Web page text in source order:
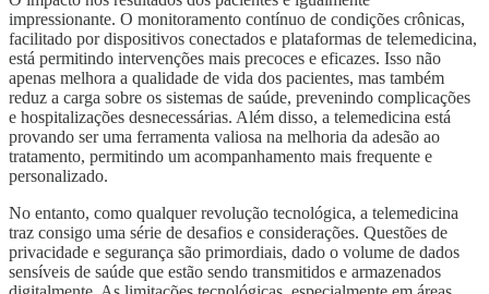
impressionante. O monitoramento contínuo de condições crônicas,
facilitado por dispositivos conectados e plataformas de telemedicina,
está permitindo intervenções mais precoces e eficazes. Isso não
apenas melhora a qualidade de vida dos pacientes, mas também
reduz a carga sobre os sistemas de saúde, prevenindo complicações
e hospitalizações desnecessárias. Além disso, a telemedicina está
provando ser uma ferramenta valiosa na melhoria da adesão ao
tratamento, permitindo um acompanhamento mais frequente e
personalizado.
No entanto, como qualquer revolução tecnológica, a telemedicina
traz consigo uma série de desafios e considerações. Questões de
privacidade e segurança são primordiais, dado o volume de dados
sensíveis de saúde que estão sendo transmitidos e armazenados